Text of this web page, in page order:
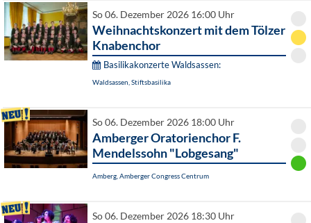
So 06. Dezember 2026 16:00 Uhr
Weihnachtskonzert mit dem Tölzer
Knabenchor
Basilikakonzerte Waldsassen:
Waldsassen, Stiftsbasilika
So 06. Dezember 2026 18:00 Uhr
Amberger Oratorienchor F.
Mendelssohn "Lobgesang"
Amberg, Amberger Congress Centrum
So 06. Dezember 2026 18:30 Uhr